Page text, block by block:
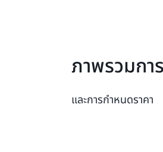
ภาพรวมกา
และการกำหนดราคา